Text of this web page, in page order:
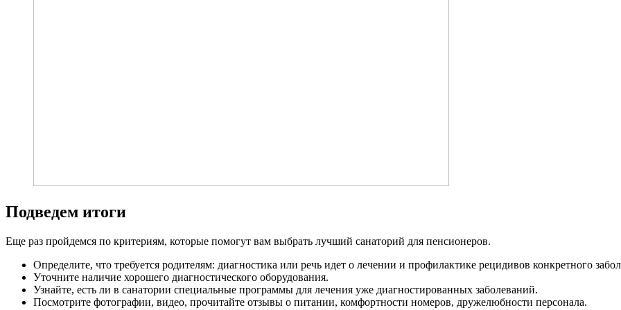
Подведем итоги
Еще раз пройдемся по критериям, которые помогут вам выбрать лучший санаторий для пенсионеров.
Определите, что требуется родителям: диагностика или речь идет о лечении и профилактике рецидивов конкретного
Уточните наличие хорошего диагностического оборудования.
Узнайте, есть ли в санатории специальные программы для лечения уже диагностированных заболеваний.
Посмотрите фотографии, видео, прочитайте отзывы о питании, комфортности номеров, дружелюбности персонала.